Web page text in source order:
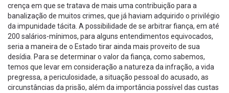
crença em que se tratava de mais uma contribuição para a
banalização de muitos crimes, que já haviam adquirido o privilégio
da impunidade tácita. A possibilidade de se arbitrar fiança, em até
200 salários-mínimos, para alguns entendimentos equivocados,
seria a maneira de o Estado tirar ainda mais proveito de sua
desídia. Para se determinar o valor da fiança, como sabemos,
temos que levar em consideração a natureza da infração, a vida
pregressa, a periculosidade, a situação pessoal do acusado, as
circunstâncias da prisão, além da importância possível das custas